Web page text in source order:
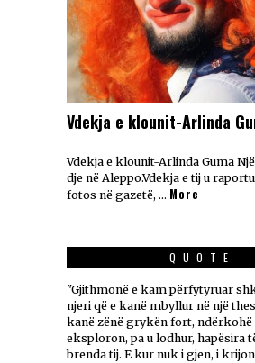
Vdekja e klounit-Arlinda
Vdekja e klounit-Arlinda Guma
dje në Aleppo.Vdekja e tij u
fotos në gazetë, … More
QUOTE
"Gjithmonë e kam përfytyruar
njeri që e kanë mbyllur në një
kanë zënë grykën fort, ndërkohë
eksploron, pa u lodhur, hapësira
brenda tij. E kur nuk i gjen, i